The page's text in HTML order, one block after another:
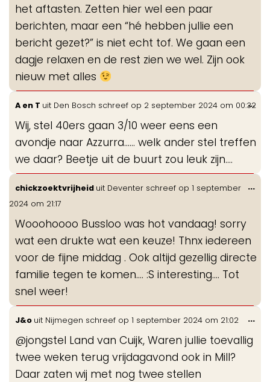
het aftasten. Zetten hier wel een paar
berichten, maar een “hé hebben jullie een
bericht gezet?” is niet echt tof. We gaan een
dagje relaxen en de rest zien we wel. Zijn ook
nieuw met alles
A en T uit Den Bosch schreef op 2 september 2024 om 00:32
Wij, stel 40ers gaan 3/10 weer eens een
avondje naar Azzurra…… welk ander stel treffen
we daar? Beetje uit de buurt zou leuk zijn….
...
chickzoektvrijheid uit Deventer schreef op 1 september
2024 om 21:17
Wooohoooo Bussloo was hot vandaag! sorry
wat een drukte wat een keuze! Thnx iedereen
voor de fijne middag . Ook altijd gezellig directe
familie tegen te komen.... :S interesting.... Tot
snel weer!
...
J&o uit Nijmegen schreef op 1 september 2024 om 21:02
@jongstel Land van Cuijk, Waren jullie toevallig
twee weken terug vrijdagavond ook in Mill?
Daar zaten wij met nog twee stellen
...